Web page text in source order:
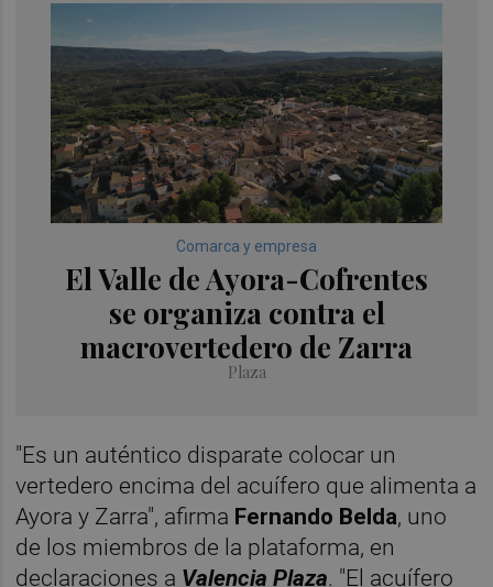
Comarca y empresa
El Valle de Ayora-Cofrentes
se organiza contra el
macrovertedero de Zarra
Plaza
"Es un auténtico disparate colocar un
vertedero encima del acuífero que alimenta a
Ayora y Zarra", afirma Fernando Belda, uno
de los miembros de la plataforma, en
declaraciones a Valencia Plaza. "El acuífero